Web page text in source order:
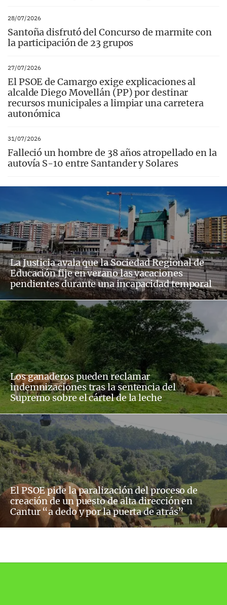
28/07/2026
Santoña disfrutó del Concurso de marmite con
la participación de 23 grupos
27/07/2026
El PSOE de Camargo exige explicaciones al
alcalde Diego Movellán (PP) por destinar
recursos municipales a limpiar una carretera
autonómica
31/07/2026
Falleció un hombre de 38 años atropellado en la
autovía S-10 entre Santander y Solares
La Justicia avala que la Sociedad Regional de
Educación fije en verano las vacaciones
pendientes durante una incapacidad temporal
Los ganaderos pueden reclamar
indemnizaciones tras la sentencia del
Supremo sobre el cártel de la leche
El PSOE pide la paralización del proceso de
creación de un puesto de alta dirección en
Cantur “a dedo y por la puerta de atrás”